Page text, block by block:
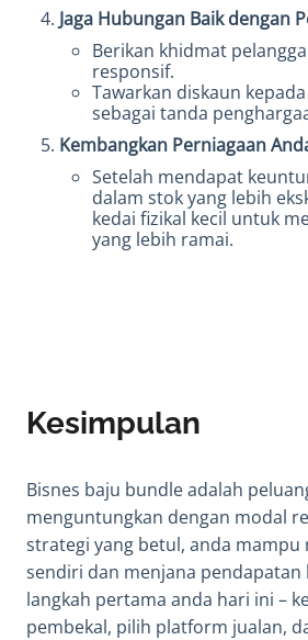
Jaga Hubungan Baik dengan
Berikan khidmat
responsif.
Tawarkan diskaun
sebagai tanda
Kembangkan Perniagaan
Setelah mendapat
dalam stok yang lebih
kedai fizikal kecil untuk
yang lebih ramai.
Kesimpulan
Bisnes baju bundle adalah
menguntungkan dengan modal
strategi yang betul, anda mampu
sendiri dan menjana pendapatan
langkah pertama anda hari ini –
pembekal, pilih platform jualan,